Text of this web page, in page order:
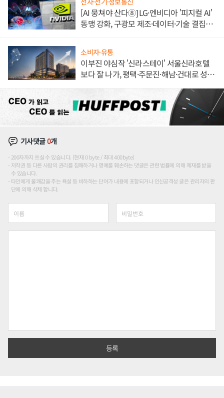
[AI 뭉쳐야 산다⑧] LG·엔비디아 '피지컬 AI'
동맹 강화, 구광모 제조·데이터·기술 결집
소비자·유통
이부진 야심작 '신라스테이' 서울신라호텔
보다 잘 나가, 평택·주문진·해남·건대로 성
기사댓글0개
200자까지 쓰실 수 있습니다. (현재 0 byte / 최대 400byte)
저작권 등 다른 사람의 권리를 침해하거나 명예를 훼손하는 댓글은 관련 법률에 의해 제재를 받을
수 있습니다.
타인에게 불쾌감을 주는 욕설 등 비하하는 단어가 내용에 포함되거나 인신공격성 글은 관리자의 판
단에 의해 삭제 합니다.